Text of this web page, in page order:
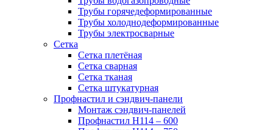
Трубы горячедеформированные
Трубы холоднодеформированные
Трубы электросварные
Сетка
Сетка плетёная
Сетка сварная
Сетка тканая
Сетка штукатурная
Профнастил и сэндвич-панели
Монтаж сэндвич-панелей
Профнастил Н114 – 600